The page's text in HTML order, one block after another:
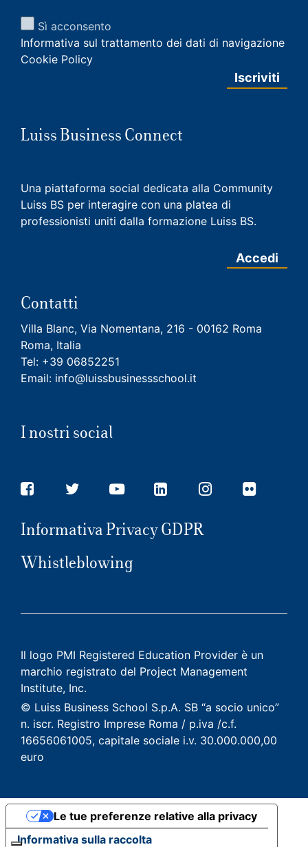
Sì acconsento
Informativa sul trattamento dei dati di navigazione
Cookie Policy
Luiss Business Connect
Una piattaforma social dedicata alla Community
Luiss BS per interagire con una platea di
professionisti uniti dalla formazione Luiss BS.
Accedi
Contatti
Villa Blanc, Via Nomentana, 216 - 00162 Roma
Roma, Italia
Tel: +39 06852251
Email: info@luissbusinessschool.it
I nostri social
Informativa Privacy GDPR
Whistleblowing
Il logo PMI Registered Education Provider è un
marchio registrato del Project Management
Institute, Inc.
© Luiss Business School S.p.A. SB “a socio unico”
n. iscr. Registro Imprese Roma / p.iva /c.f.
16656061005, capitale sociale i.v. 30.000.000,00
euro
Informativa sulla raccolta
Le tue preferenze relative alla privacy